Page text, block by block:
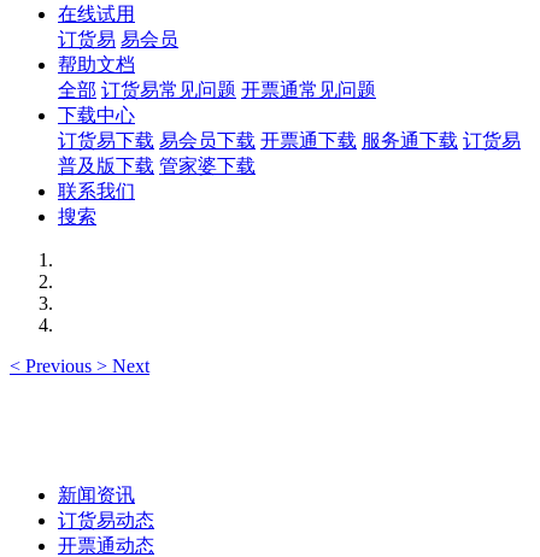
在线试用
订货易 易会员
帮助文档
全部 订货易常见问题 开票通常见问题
下载中心
订货易下载 易会员下载 开票通下载 服务通下载 订货易
普及版下载 管家婆下载
联系我们
搜索
< Previous > Next
新闻资讯
订货易动态
开票通动态